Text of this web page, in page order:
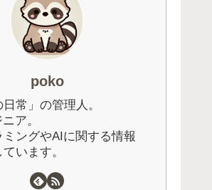
poko
日常」の管理人。
ア。
ミングやAIに関する情報
います。